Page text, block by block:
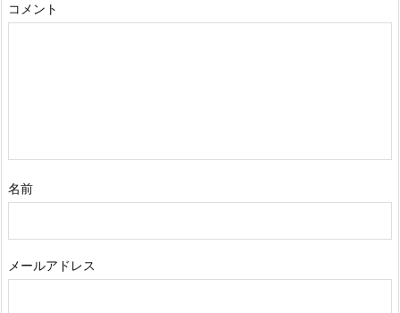
コメント
名前
メールアドレス